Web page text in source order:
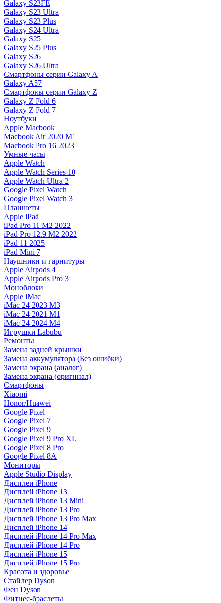
Galaxy S23FE
Galaxy S23 Ultra
Galaxy S23 Plus
Galaxy S24 Ultra
Galaxy S25
Galaxy S25 Plus
Galaxy S26
Galaxy S26 Ultra
Смартфоны серии Galaxy A
Galaxy A57
Смартфоны серии Galaxy Z
Galaxy Z Fold 6
Galaxy Z Fold 7
Ноутбуки
Apple Macbook
Macbook Air 2020 M1
Macbook Pro 16 2023
Умные часы
Apple Watch
Apple Watch Series 10
Apple Watch Ultra 2
Google Pixel Watch
Google Pixel Watch 3
Планшеты
Apple iPad
iPad Pro 11 M2 2022
iPad Pro 12.9 M2 2022
iPad 11 2025
iPad Mini 7
Наушники и гарнитуры
Apple Airpods 4
Apple Airpods Pro 3
Моноблоки
Apple iMac
iMac 24 2023 M3
iMac 24 2021 M1
iMac 24 2024 M4
Игрушки Labubu
Ремонты
Замена задней крышки
Замена аккумулятора (Без ошибки)
Замена экрана (аналог)
Замена экрана (оригинал)
Смартфоны
Xiaomi
Honor/Huawei
Google Pixel
Google Pixel 7
Google Pixel 9
Google Pixel 9 Pro XL
Google Pixel 8 Pro
Google Pixel 8A
Мониторы
Apple Studio Display
Дисплеи iPhone
Дисплей iPhone 13
Дисплей iPhone 13 Mini
Дисплей iPhone 13 Pro
Дисплей iPhone 13 Pro Max
Дисплей iPhone 14
Дисплей iPhone 14 Pro Max
Дисплей iPhone 14 Pro
Дисплей iPhone 15
Дисплей iPhone 15 Pro
Красота и здоровье
Стайлер Dyson
Фен Dyson
Фитнес-браслеты